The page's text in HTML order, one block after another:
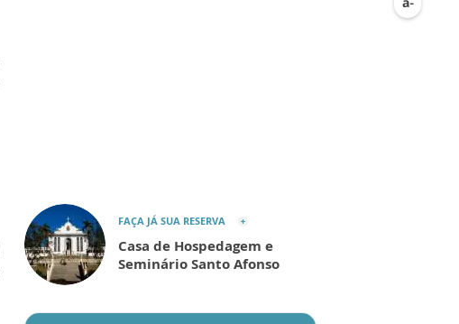
FAÇA JÁ SUA RESERVA
Casa de Hospedagem e
Seminário Santo Afonso